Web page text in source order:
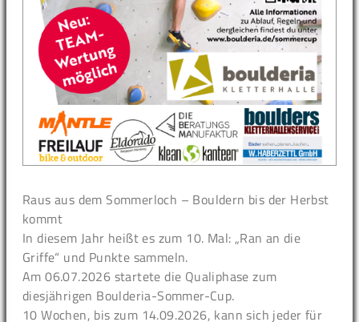
Raus aus dem Sommerloch – Bouldern bis der Herbst
kommt
In diesem Jahr heißt es zum 10. Mal: „Ran an die
Griffe“ und Punkte sammeln.
Am 06.07.2026 startete die Qualiphase zum
diesjährigen Boulderia-Sommer-Cup.
10 Wochen, bis zum 14.09.2026, kann sich jeder für